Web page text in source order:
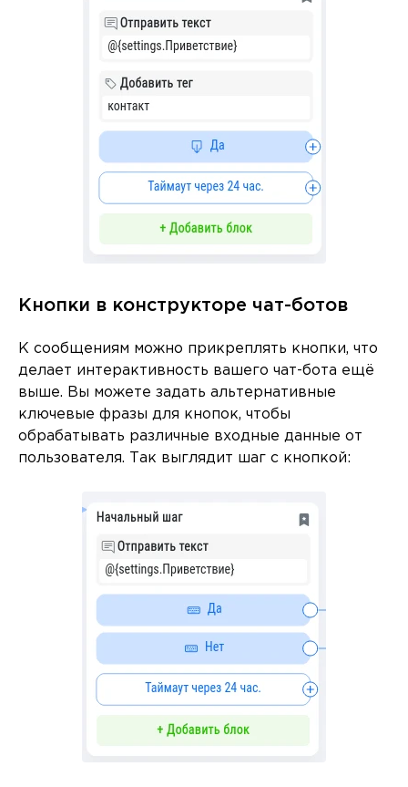
Кнопки в конструкторе чат-ботов
К сообщениям можно прикреплять кнопки, что
делает интерактивность вашего чат-бота ещё
выше. Вы можете задать альтернативные
ключевые фразы для кнопок, чтобы
обрабатывать различные входные данные от
пользователя. Так выглядит шаг с кнопкой: